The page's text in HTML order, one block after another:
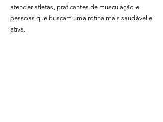
atender atletas, praticantes de musculação e
pessoas que buscam uma rotina mais saudável e
ativa.